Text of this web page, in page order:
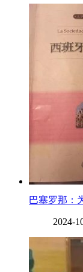
巴塞罗那：
2024-